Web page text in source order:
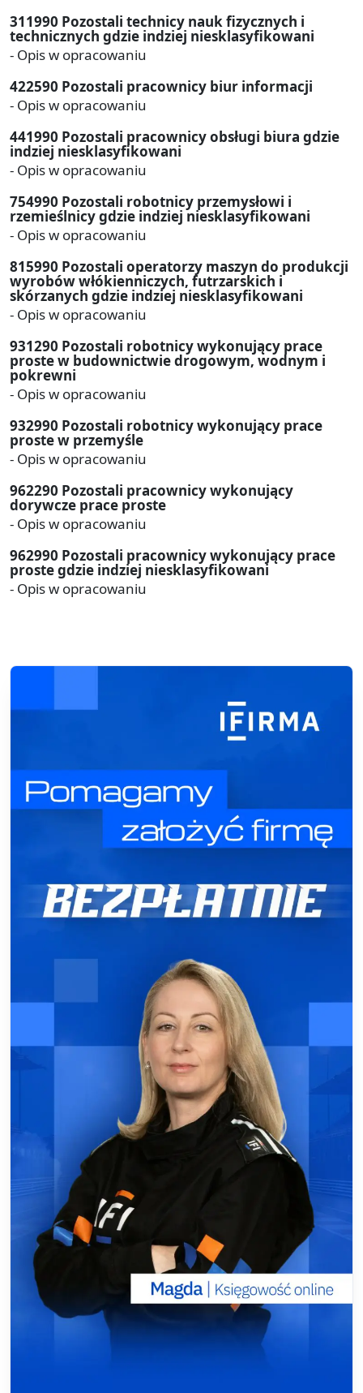
311990 Pozostali technicy nauk fizycznych i
technicznych gdzie indziej niesklasyfikowani
- Opis w opracowaniu
422590 Pozostali pracownicy biur informacji
- Opis w opracowaniu
441990 Pozostali pracownicy obsługi biura gdzie
indziej niesklasyfikowani
- Opis w opracowaniu
754990 Pozostali robotnicy przemysłowi i
rzemieślnicy gdzie indziej niesklasyfikowani
- Opis w opracowaniu
815990 Pozostali operatorzy maszyn do produkcji
wyrobów włókienniczych, futrzarskich i
skórzanych gdzie indziej niesklasyfikowani
- Opis w opracowaniu
931290 Pozostali robotnicy wykonujący prace
proste w budownictwie drogowym, wodnym i
pokrewni
- Opis w opracowaniu
932990 Pozostali robotnicy wykonujący prace
proste w przemyśle
- Opis w opracowaniu
962290 Pozostali pracownicy wykonujący
dorywcze prace proste
- Opis w opracowaniu
962990 Pozostali pracownicy wykonujący prace
proste gdzie indziej niesklasyfikowani
- Opis w opracowaniu